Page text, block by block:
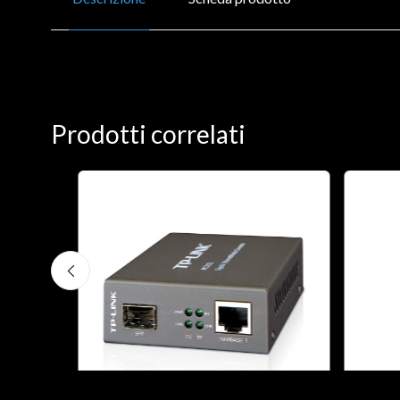
Prodotti correlati